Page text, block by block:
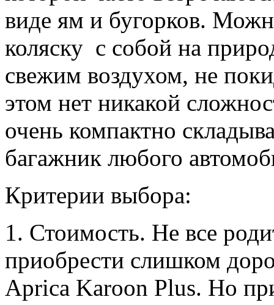
виде ям и бугорков.
коляску с собой на
свежим воздухом, не
этом нет никакой
очень компактно
багажник любого
Критерии выбора:
1. Стоимость. Не все
приобрести слишком
Aprica Karoon Plus. Но